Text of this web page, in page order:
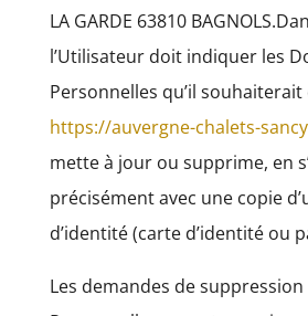
LA GARDE 63810
l’Utilisateur doit indiquer les
Personnelles qu’il souhaiterait
https://auvergne-chalets-
mette à jour ou supprime, en
précisément avec une copie
d’identité (carte d’identité ou
Les demandes de